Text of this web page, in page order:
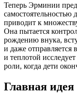
Теперь Эрминии
самостоятельностью
приводит к
Она пытается
рождению внука,
и даже
и теплотой
роли, когда дети
Главная идея